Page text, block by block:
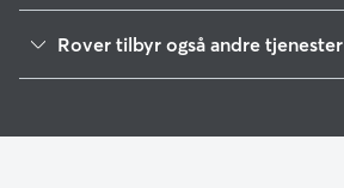
Kristiansand
Grimstad
Rover tilbyr også andre